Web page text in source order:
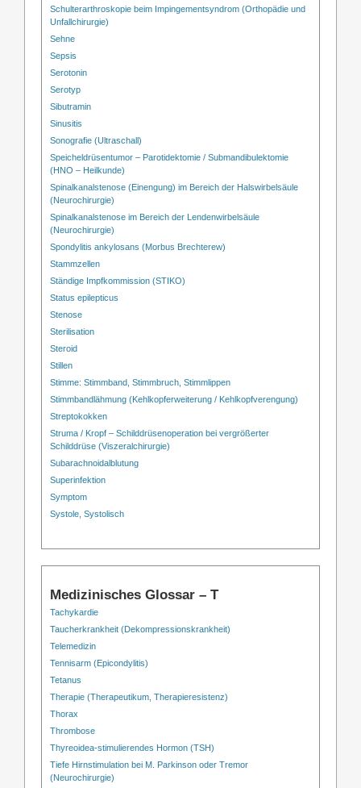
Schulterarthroskopie beim Impingementsyndrom (Orthopädie und
Unfallchirurgie)
Sehne
Sepsis
Serotonin
Serotyp
Sibutramin
Sinusitis
Sonografie (Ultraschall)
Speicheldrüsentumor – Parotidektomie / Submandibulektomie
(HNO – Heilkunde)
Spinalkanalstenose (Einengung) im Bereich der Halswirbelsäule
(Neurochirurgie)
Spinalkanalstenose im Bereich der Lendenwirbelsäule
(Neurochirurgie)
Spondylitis ankylosans (Morbus Brechterew)
Stammzellen
Ständige Impfkommission (STIKO)
Status epilepticus
Stenose
Sterilisation
Steroid
Stillen
Stimme: Stimmband, Stimmbruch, Stimmlippen
Stimmbandlähmung (Kehlkopferweiterung / Kehlkopfverengung)
Streptokokken
Struma / Kropf – Schilddrüsenoperation bei vergrößerter
Schilddrüse (Viszeralchirurgie)
Subarachnoidalblutung
Superinfektion
Symptom
Systole, Systolisch
Medizinisches Glossar – T
Tachykardie
Taucherkrankheit (Dekompressionskrankheit)
Telemedizin
Tennisarm (Epicondylitis)
Tetanus
Therapie (Therapeutikum, Therapieresistenz)
Thorax
Thrombose
Thyreoidea-stimulierendes Hormon (TSH)
Tiefe Hirnstimulation bei M. Parkinson oder Tremor
(Neurochirurgie)